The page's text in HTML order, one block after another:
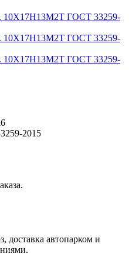
6
2015
доставка автопарком и